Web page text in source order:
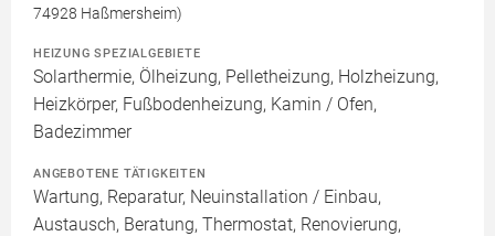
74928 Haßmersheim)
HEIZUNG SPEZIALGEBIETE
Solarthermie, Ölheizung, Pelletheizung, Holzheizung,
Heizkörper, Fußbodenheizung, Kamin / Ofen,
Badezimmer
ANGEBOTENE TÄTIGKEITEN
Wartung, Reparatur, Neuinstallation / Einbau,
Austausch, Beratung, Thermostat, Renovierung,